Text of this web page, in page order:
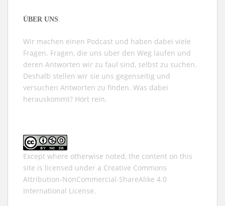
ÜBER UNS
Wir machen einen Podcast und haben dabei viele
Fragen. Fragen, die uns über den Weg laufen und
deren Antworten wir zu faul sind, selbst zu suchen.
Deshalb stellen wir sie uns gegenseitig und
versuchen Antworten zu finden. Was dabei
herauskommt? Hört rein.
Except where otherwise noted, the content on this
site is licensed under a Creative Commons
Attribution-NonCommercial-ShareAlike 4.0
International License.